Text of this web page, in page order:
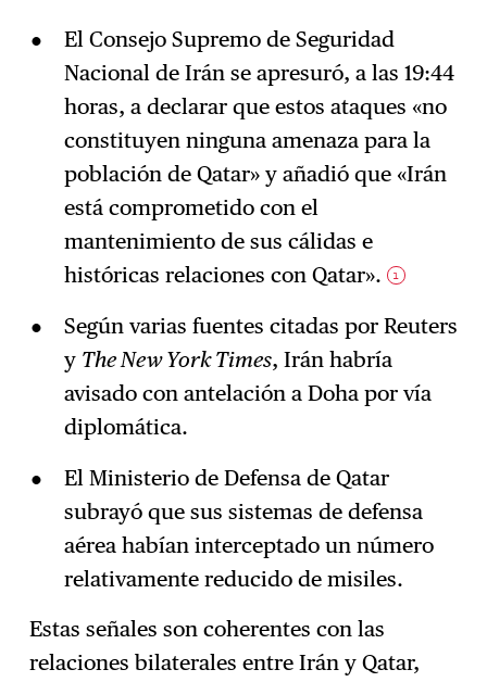
El Consejo Supremo de Seguridad
Nacional de Irán se apresuró, a las 19:44
horas, a declarar que estos ataques «no
constituyen ninguna amenaza para la
población de Qatar» y añadió que «Irán
está comprometido con el
mantenimiento de sus cálidas e
históricas relaciones con Qatar».
1
Según varias fuentes citadas por Reuters
y The New York Times, Irán habría
avisado con antelación a Doha por vía
diplomática.
El Ministerio de Defensa de Qatar
subrayó que sus sistemas de defensa
aérea habían interceptado un número
relativamente reducido de misiles.
Estas señales son coherentes con las
relaciones bilaterales entre Irán y Qatar,